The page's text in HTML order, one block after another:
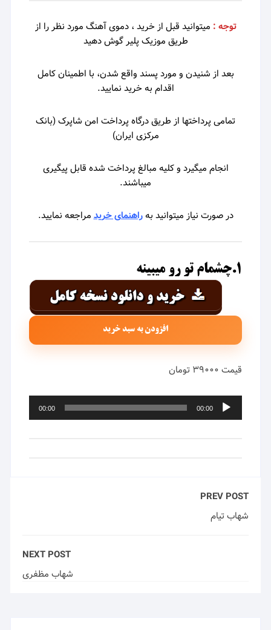
توجه : میتوانید قبل از خرید ، دمویآهنگ مورد نظر را از
طریق موزیک پلیر گوش دهید
بعد از شنیدن و مورد پسند واقع شدن، با اطمینان کامل
اقدام به خرید نمایید.
تمامی پرداختها از طریق درگاه پرداخت امن شاپرک (بانک
مرکزی ایران)
انجام میگیرد و کلیه مبالغ پرداخت شده قابل پیگیری
میباشند.
در صورت نیاز میتوانید به راهنمای خریدمراجعه نمایید.
1.چشمام تو رو میبینه
افزودن به سبد خرید
قیمت ۳۹۰۰۰ تومان
پخش‌کننده
صوت
00:00
00:00
PREV POST
شهاب تیام
NEXT POST
شهاب مظفری